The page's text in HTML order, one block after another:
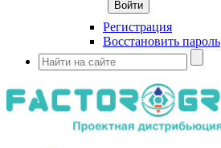
Регистрация
Восстановить пароль